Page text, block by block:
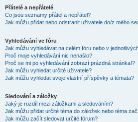
Přátelé a nepřátelé
Co jsou seznamy přátel a nepřátel?
Jak můžu přidat nebo odstranit uživatele do/z mého
Vyhledávání ve fóru
Jak můžu vyhledávat na celém fóru nebo v
Proč moje vyhledávání nic nenašlo?
Proč se mi po vyhledávání zobrazí prázdná stránka!?
Jak můžu vyhledat určité uživatele?
Jak můžu vyhledat svoje vlastní příspěvky a témata?
Sledování a záložky
Jaký je rozdíl mezi záložkami a sledováním?
Jak můžu přidat určité téma do záložek nebo téma
Jak můžu začít sledovat určité fórum?